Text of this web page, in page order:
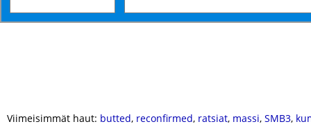
Viimeisimmät haut: butted, reconfirmed, ratsiat, massi, SMB3,